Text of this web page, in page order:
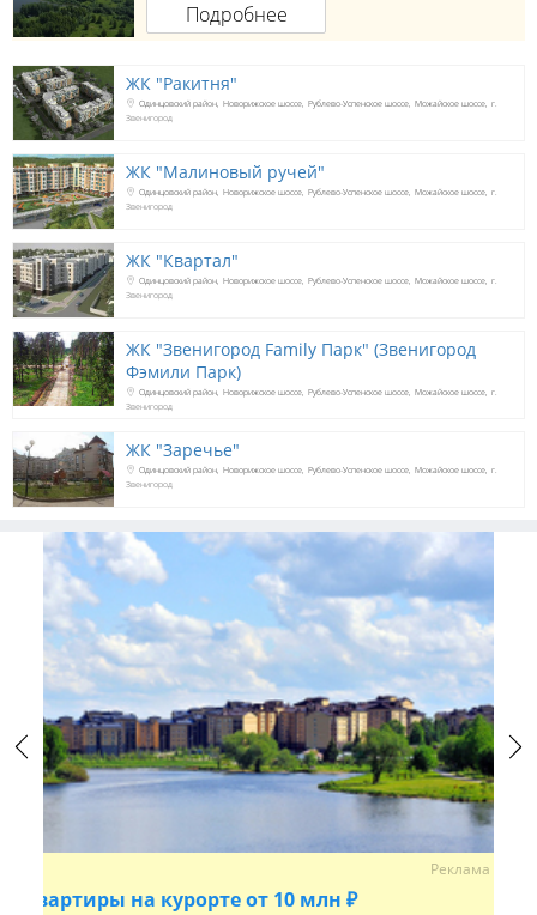
Подробнее
ЖК "Ракитня"
Одинцовский район Новорижское шоссе Рублево-Успенское шоссе Можайское шоссе г.
Звенигород
ЖК "Малиновый ручей"
Одинцовский район Новорижское шоссе Рублево-Успенское шоссе Можайское шоссе г.
Звенигород
ЖК "Квартал"
Одинцовский район Новорижское шоссе Рублево-Успенское шоссе Можайское шоссе г.
Звенигород
ЖК "Звенигород Family Парк" (Звенигород
Фэмили Парк)
Одинцовский район Новорижское шоссе Рублево-Успенское шоссе Можайское шоссе г.
Звенигород
ЖК "Заречье"
Одинцовский район Новорижское шоссе Рублево-Успенское шоссе Можайское шоссе г.
Звенигород
Previous
Реклама
Квартиры на курорте от 10 млн ₽